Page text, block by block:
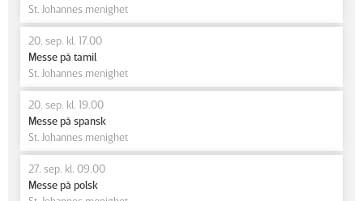
St. Johannes menighet
20. sep. kl. 17.00
Messe på tamil
St. Johannes menighet
20. sep. kl. 19.00
Messe på spansk
St. Johannes menighet
27. sep. kl. 09.00
Messe på polsk